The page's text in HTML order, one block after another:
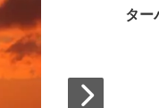
ター